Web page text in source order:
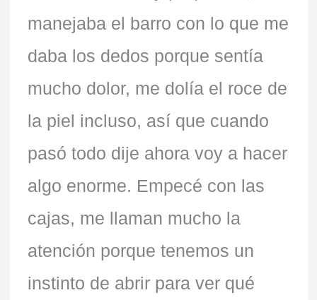
manejaba el barro con lo que me
daba los dedos porque sentía
mucho dolor, me dolía el roce de
la piel incluso, así que cuando
pasó todo dije ahora voy a hacer
algo enorme. Empecé con las
cajas, me llaman mucho la
atención porque tenemos un
instinto de abrir para ver qué